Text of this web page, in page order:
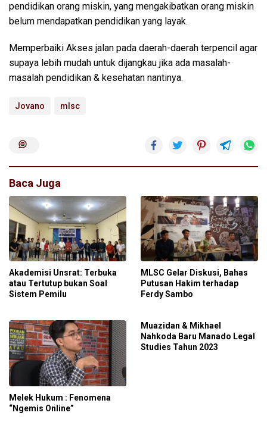
pendidikan orang miskin, yang mengakibatkan orang miskin
belum mendapatkan pendidikan yang layak.
Memperbaiki Akses jalan pada daerah-daerah terpencil agar
supaya lebih mudah untuk dijangkau jika ada masalah-
masalah pendidikan & kesehatan nantinya.
Jovano mlsc
Baca Juga
Akademisi Unsrat: Terbuka
atau Tertutup bukan Soal
Sistem Pemilu
MLSC Gelar Diskusi, Bahas
Putusan Hakim terhadap
Ferdy Sambo
Melek Hukum : Fenomena
“Ngemis Online”
Muazidan & Mikhael
Nahkoda Baru Manado Legal
Studies Tahun 2023